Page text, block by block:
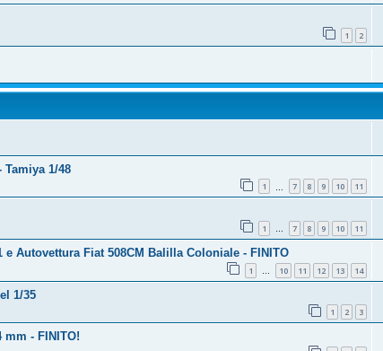
1 2
1/48
1 7 8 9 10 11
1 … 7 8 9 10 11
Autovettura Fiat 508CM Balilla Coloniale - FINITO
1 … 10 11 12 13 14
1/35
1 2 3
mm - FINITO!